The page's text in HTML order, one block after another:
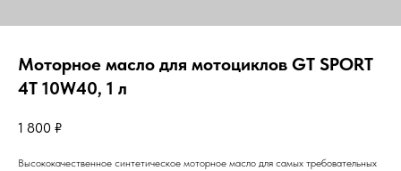
Моторное масло для мотоциклов GT SPORT
4T 10W40, 1 л
1 800 ₽
Высококачественное синтетическое моторное масло для самых требовательных